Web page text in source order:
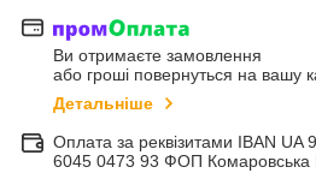
Ви отримаєте замовлення
або гроші повернуться на вашу
Детальніше
Оплата за реквізитами IBAN
6045 0473 93 ФОП